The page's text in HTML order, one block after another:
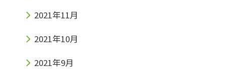
2021年11月
2021年10月
2021年9月